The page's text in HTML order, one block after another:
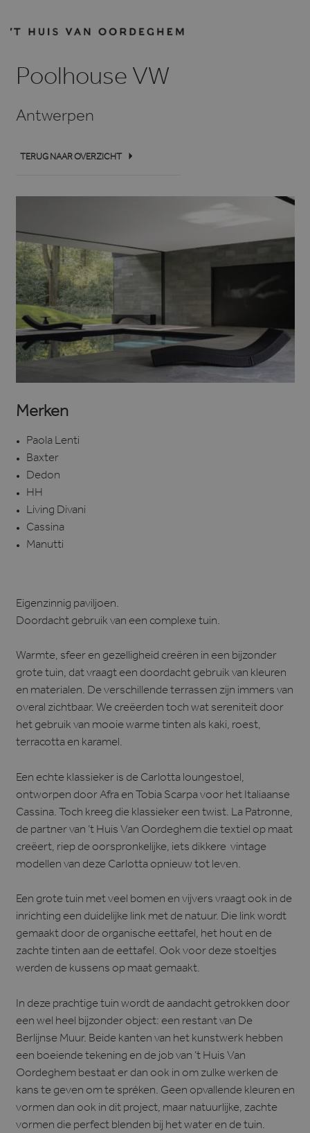
Poolhouse VW
Antwerpen
TERUG NAAR OVERZICHT
Merken
Paola Lenti
Baxter
Dedon
HH
Living Divani
Cassina
Manutti
Eigenzinnig paviljoen.
Doordacht gebruik van een complexe tuin.
Warmte, sfeer en gezelligheid creëren in een bijzonder
grote tuin, dat vraagt een doordacht gebruik van kleuren
en materialen. De verschillende terrassen zijn immers van
overal zichtbaar. We creëerden toch wat sereniteit door
het gebruik van mooie warme tinten als kaki, roest,
terracotta en karamel.
Een echte klassieker is de Carlotta loungestoel,
ontworpen door Afra en Tobia Scarpa voor het Italiaanse
Cassina. Toch kreeg die klassieker een twist. La Patronne,
de partner van ’t Huis Van Oordeghem die textiel op maat
creëert, riep de oorspronkelijke, iets dikkere vintage
modellen van deze Carlotta opnieuw tot leven.
Een grote tuin met veel bomen en vijvers vraagt ook in de
inrichting een duidelijke link met de natuur. Die link wordt
gemaakt door de organische eettafel, het hout en de
zachte tinten aan de eettafel. Ook voor deze stoeltjes
werden de kussens op maat gemaakt.
In deze prachtige tuin wordt de aandacht getrokken door
een wel heel bijzonder object: een restant van De
Berlijnse Muur. Beide kanten van het kunstwerk hebben
een boeiende tekening en de job van ’t Huis Van
Oordeghem bestaat er dan ook in om zulke werken de
kans te geven om te spréken. Geen opvallende kleuren en
vormen dan ook in dit project, maar natuurlijke, zachte
vormen die perfect blenden bij het water en de tuin.